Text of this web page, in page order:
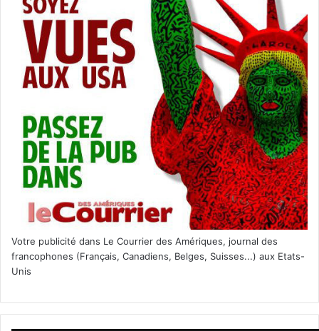
Votre publicité dans Le Courrier des Amériques, journal des
francophones (Français, Canadiens, Belges, Suisses...) aux Etats-
Unis